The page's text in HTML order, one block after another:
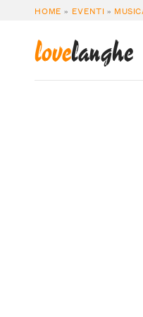
HOME » EVENTI »
lovelanghe